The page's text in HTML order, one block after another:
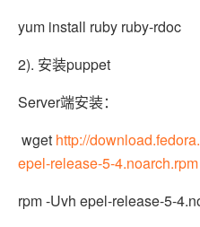
yum install ruby ruby-rdoc
2). 安装puppet
Server端安装：
wget http://
epel-release-5-4.noarch.rpm
rpm -Uvh epel-release-5-